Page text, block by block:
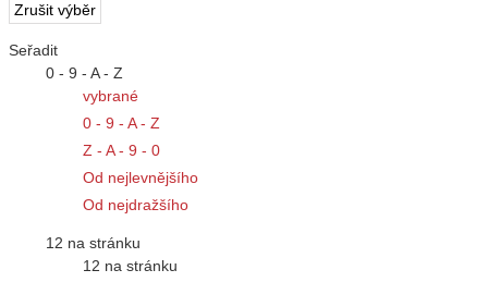
Seřadit
0 - 9 - A - Z
vybrané
0 - 9 - A - Z
Z - A - 9 - 0
Od nejlevnějšího
Od nejdražšího
12 na stránku
12 na stránku